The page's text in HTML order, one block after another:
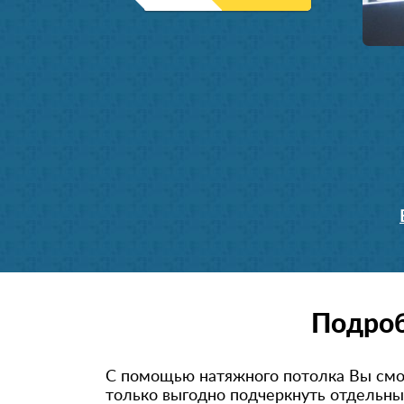
С помощью натяжного потолка Вы
только выгодно подчеркнуть